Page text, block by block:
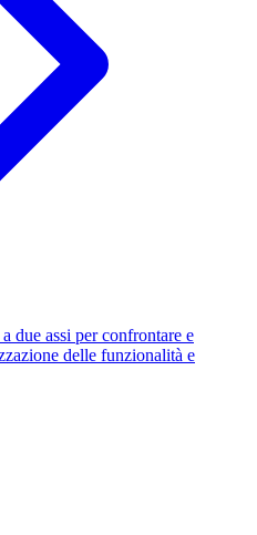
due assi per confrontare e
delle funzionalità e